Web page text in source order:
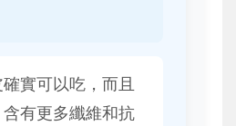
實可以吃，而且
有更多纖維和抗